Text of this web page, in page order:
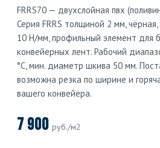
FRRS70 — двухслойная пвх
Серия FRRS толщиной 2 мм,
10 Н/мм, профильный элемент для
конвейерных лент. Рабочий
°C, мин. диаметр шкива 50 мм.
возможна резка по ширине и
вашего конвейера.
7 900 руб./м2